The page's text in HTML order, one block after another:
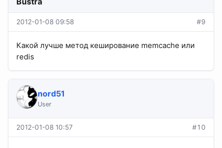
2012-01-08 09:58 #9
Какой лучше метод кеширование memcache или
redis
nord51
User
2012-01-08 10:57 #10